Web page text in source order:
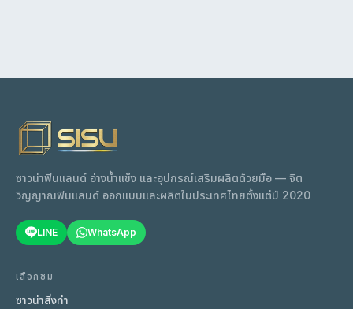
ซาวน่าฟินแลนด์ อ่างน้ำแข็ง และอุปกรณ์เสริมผลิตด้วยมือ — จิต
วิญญาณฟินแลนด์ ออกแบบและผลิตในประเทศไทยตั้งแต่ปี 2020
LINE WhatsApp
เลือกชม
ซาวน่าสั่งทำ